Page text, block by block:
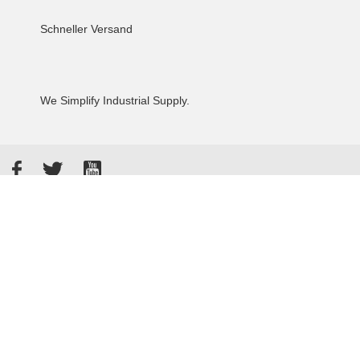
Schneller Versand
We Simplify Industrial Supply.
FacebookTwitterYouTube